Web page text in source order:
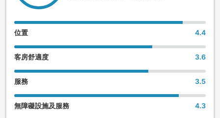
位置 4.4
客房舒適度 3.6
服務 3.5
無障礙設施及服務 4.3